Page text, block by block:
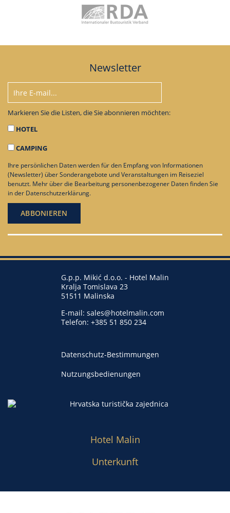
Newsletter
Markieren Sie die Listen, die Sie abonnieren möchten:
HOTEL
CAMPING
Ihre persönlichen Daten werden für den Empfang von Informationen
(Newsletter) über Sonderangebote und Veranstaltungen im Reiseziel
benutzt. Mehr über die Bearbeitung personenbezogener Daten finden Sie
in der Datenschutzerklärung.
G.p.p. Mikić d.o.o. - Hotel Malin
Kralja Tomislava 23
51511 Malinska
E-mail: sales@hotelmalin.com
Telefon: +385 51 850 234
Datenschutz-Bestimmungen
Nutzungsbedienungen
Hotel Malin
Unterkunft